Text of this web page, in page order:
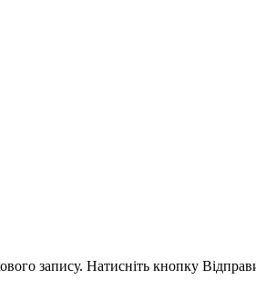
запису. Натисніть кнопку